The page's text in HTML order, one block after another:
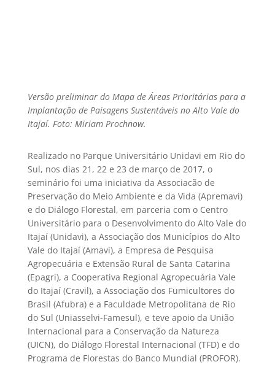
Versão preliminar do Mapa de Áreas Prioritárias para a
Implantação de Paisagens Sustentáveis no Alto Vale do
Itajaí. Foto: Miriam Prochnow.
Realizado no Parque Universitário Unidavi em Rio do
Sul, nos dias 21, 22 e 23 de março de 2017, o
seminário foi uma iniciativa da Associacão de
Preservação do Meio Ambiente e da Vida (Apremavi)
e do Diálogo Florestal, em parceria com o Centro
Universitário para o Desenvolvimento do Alto Vale do
Itajaí (Unidavi), a Associação dos Municípios do Alto
Vale do Itajaí (Amavi), a Empresa de Pesquisa
Agropecuária e Extensão Rural de Santa Catarina
(Epagri), a Cooperativa Regional Agropecuária Vale
do Itajaí (Cravil), a Associação dos Fumicultores do
Brasil (Afubra) e a Faculdade Metropolitana de Rio
do Sul (Uniasselvi-Famesul), e teve apoio da União
Internacional para a Conservação da Natureza
(UICN), do Diálogo Florestal Internacional (TFD) e do
Programa de Florestas do Banco Mundial (PROFOR).